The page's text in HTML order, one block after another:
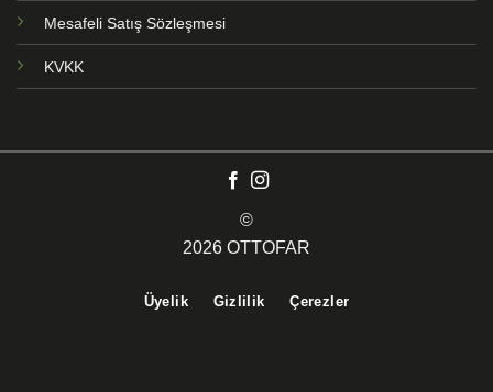
Mesafeli Satış Sözleşmesi
KVKK
©
2026 OTTOFAR
Üyelik Gizlilik Çerezler